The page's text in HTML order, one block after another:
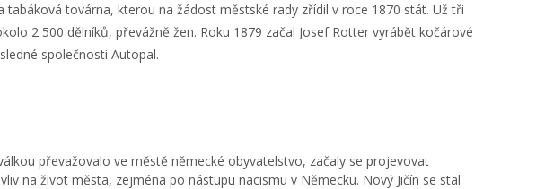
tabáková továrna, kterou na žádost městské rady zřídil v roce 1870 stát. Už tři
2 500 dělníků, převážně žen. Roku 1879 začal Josef Rotter vyrábět kočárové
společnosti Autopal.
převažovalo ve městě německé obyvatelstvo, začaly se projevovat
na život města, zejména po nástupu nacismu v Německu. Nový Jičín se stal